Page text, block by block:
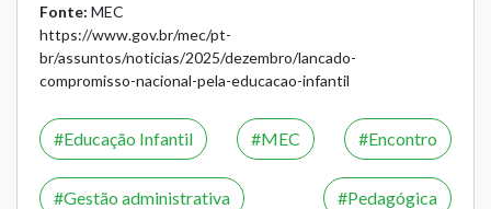
Fonte: MEC
https://www.gov.br/mec/pt-
br/assuntos/noticias/2025/dezembro/lancado-
compromisso-nacional-pela-educacao-infantil
Educação Infantil MEC Encontro
Gestão administrativa Pedagógica